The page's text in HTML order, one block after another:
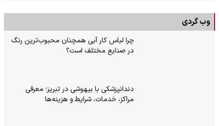
وب گردی
چرا لباس کار آبی همچنان محبوب‌ترین رنگ
در صنایع مختلف است؟
دندانپزشکی با بیهوشی در تبریز؛ معرفی
مراکز، خدمات، شرایط و هزینه‌ها